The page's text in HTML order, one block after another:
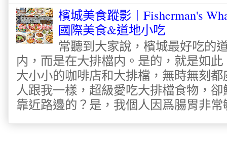
檳城美食蹤影︱Fisherman's
國際美食&道地小吃
常聽到大家說，檳城最好吃的
内，而是在大排檔内。是的，就是如
大小小的咖啡店和大排檔，無時無刻
人跟我一樣，超級愛吃大排檔食物，
靠近路邊的？是，我個人因爲腸胃非